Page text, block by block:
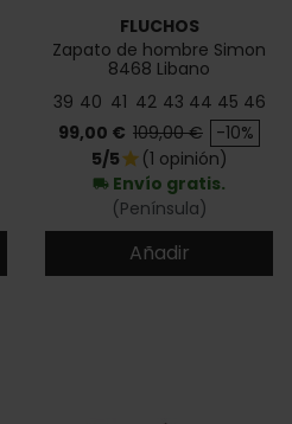
FLUCHOS
Zapato de hombre Simon
8468 Libano
39 40 41 42 43 44 45 46
Precio
99,00 € Precio base
109,00 € -10%
5/5star (1 opinión)
local_shipping Envío gratis.
(Península)
Añadir